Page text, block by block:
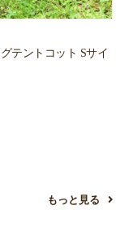
テントコット Sサイ
もっと見る